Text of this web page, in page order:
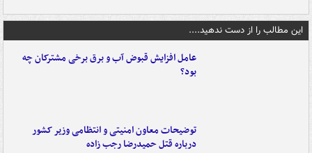
این مطالب را از دست ندهید....
عامل افزایش قبوض آب و برق برخی مشترکان چه
بود؟
توضیحات معاون امنیتی و انتظامی وزیر کشور
درباره قتل حمیدرضا رجب زاده